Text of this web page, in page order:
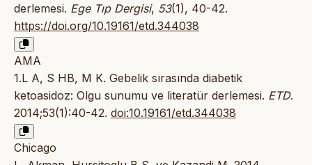
derlemesi. Ege Tıp Dergisi, 53(1), 40-42.
https://doi.org/10.19161/etd.344038
AMA
1.L A, S HB, M K. Gebelik sırasında diabetik
ketoasidoz: Olgu sunumu ve literatür derlemesi. ETD.
2014;53(1):40-42. doi:10.19161/etd.344038
Chicago